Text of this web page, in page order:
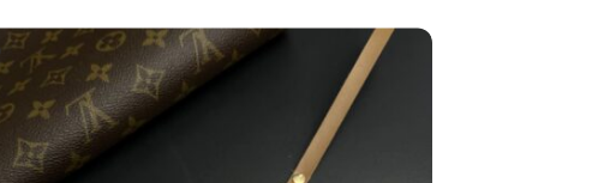
Vedi altro